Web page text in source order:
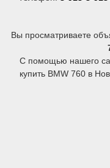
Вы просматриваете
С помощью нашего
купить BMW 760 в